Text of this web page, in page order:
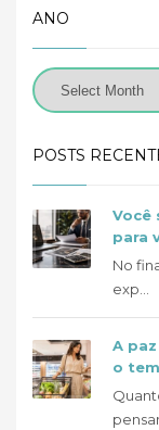
ANO
POSTS
Você
para
No
exp...
A
o